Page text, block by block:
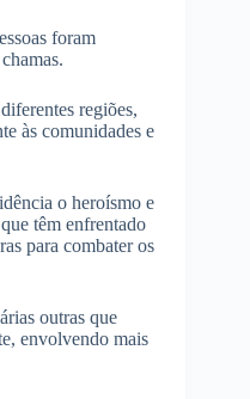
foram
regiões,
às comunidades e
o heroísmo e
têm enfrentado
para combater os
outras que
envolvendo mais